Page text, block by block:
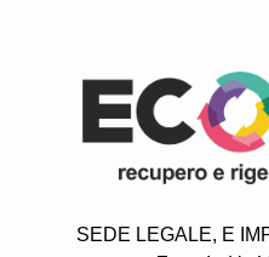
SEDE LEGALE, E